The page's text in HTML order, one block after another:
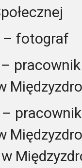
– fotograf
–